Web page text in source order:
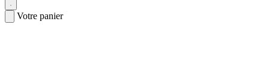
Votre panier